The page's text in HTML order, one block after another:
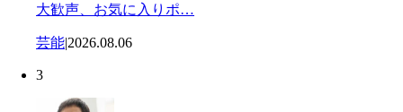
大歓声、お気に入りポ…
芸能|2026.08.06
3